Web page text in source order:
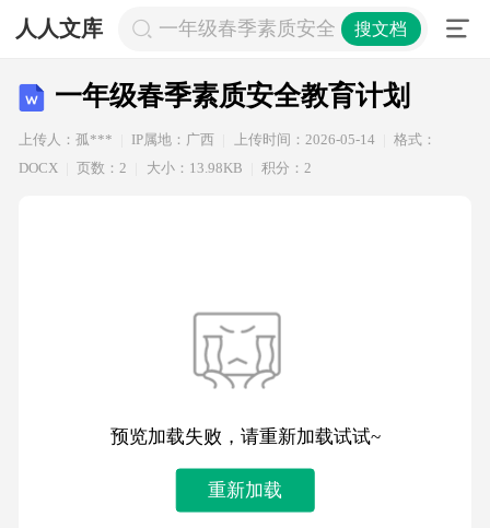
人人文库 一年级春季素质安全教育计划
搜文档
一年级春季素质安全教育计划
上传人：孤*** IP属地：广西 上传时间：2026-05-14
格式：
DOCX
页数：2 大小：13.98KB 积分：2
预览加载失败，请重新加载试试~
重新加载